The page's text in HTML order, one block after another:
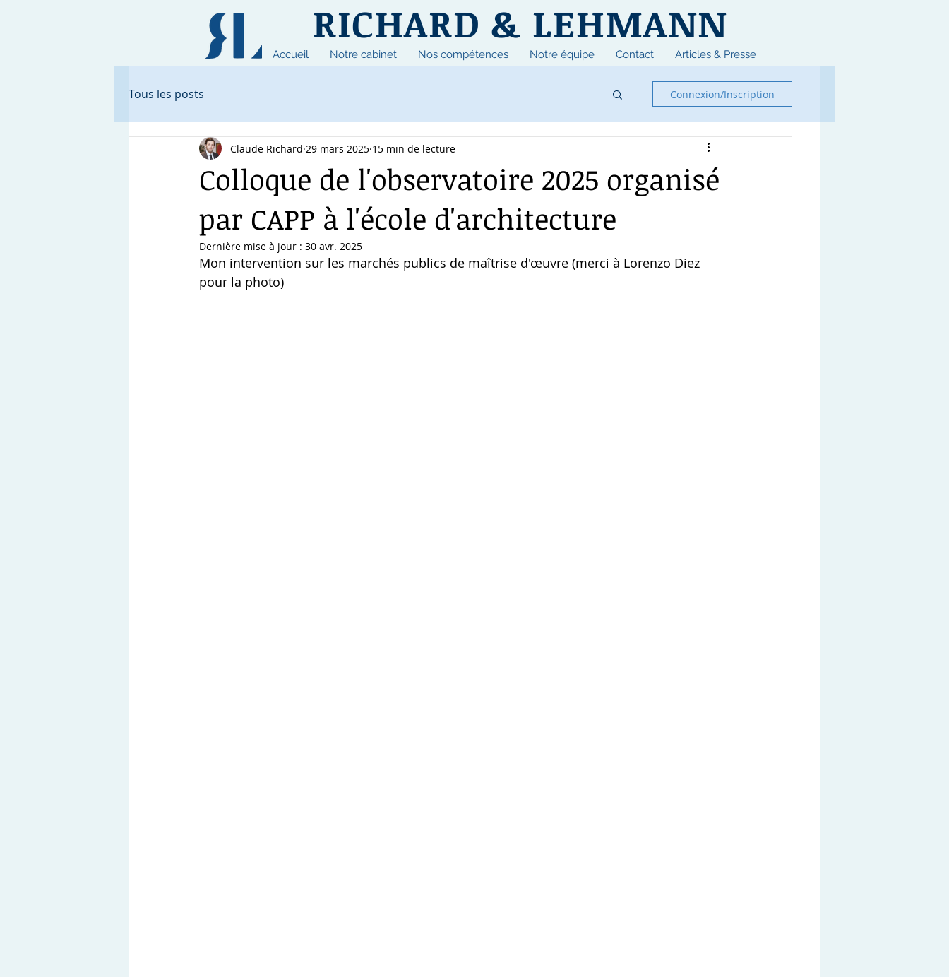
RICHARD & LEHMANN
Accueil Notre cabinet Nos compétences Notre équipe Contact Articles & Presse
Tous les posts Connexion/Inscription
Colloque de l'observatoire 2025 organisé
par CAPP à l'école d'architecture
Claude Richard 29 mars 2025 15 min de lecture
Dernière mise à jour : 30 avr. 2025
Mon intervention sur les marchés publics de maîtrise d'œuvre (merci à Lorenzo Diez
pour la photo)